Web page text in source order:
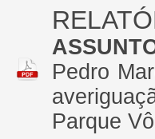
Pedro
Parque